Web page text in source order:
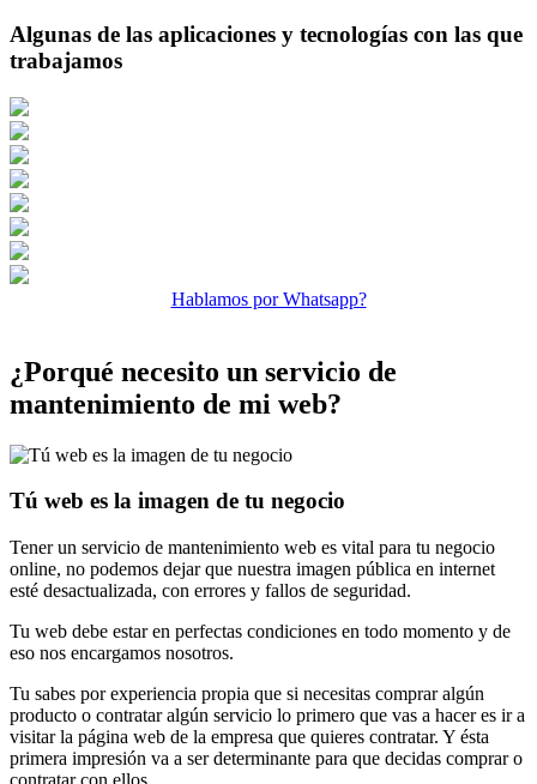
Algunas de las aplicaciones y tecnologías con las que
trabajamos
Hablamos por Whatsapp?
¿Porqué necesito un servicio de
mantenimiento de mi web?
Tú web es la imagen de tu negocio
Tener un servicio de mantenimiento web es vital para tu negocio
online, no podemos dejar que nuestra imagen pública en internet
esté desactualizada, con errores y fallos de seguridad.
Tu web debe estar en perfectas condiciones en todo momento y de
eso nos encargamos nosotros.
Tu sabes por experiencia propia que si necesitas comprar algún
producto o contratar algún servicio lo primero que vas a hacer es ir a
visitar la página web de la empresa que quieres contratar. Y ésta
primera impresión va a ser determinante para que decidas comprar o
contratar con ellos.